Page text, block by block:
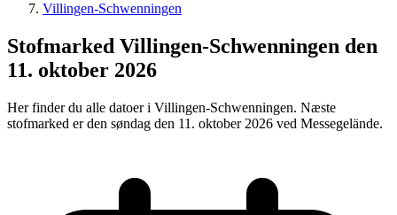
Villingen-Schwenningen
Stofmarked Villingen-Schwenningen den
11. oktober 2026
Her finder du alle datoer i Villingen-Schwenningen. Næste
stofmarked er den søndag den 11. oktober 2026 ved Messegelände.